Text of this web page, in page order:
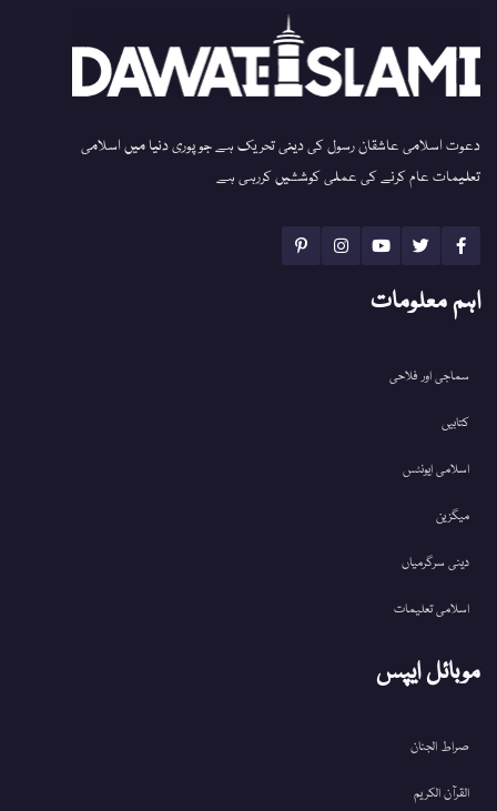
دعوت اسلامی عاشقان رسول کی دینی تحریک ہے جو پوری دنیا میں اسلامی
تعلیمات عام کرنے کی عملی کوششیں کررہی ہے
اہم معلومات
سماجی اور فلاحی
کتابیں
اسلامی ایونٹس
میگزین
دینی سرگرمیاں
اسلامی تعلیمات
موبائل ایپس
صراط الجنان
القرآن الکریم